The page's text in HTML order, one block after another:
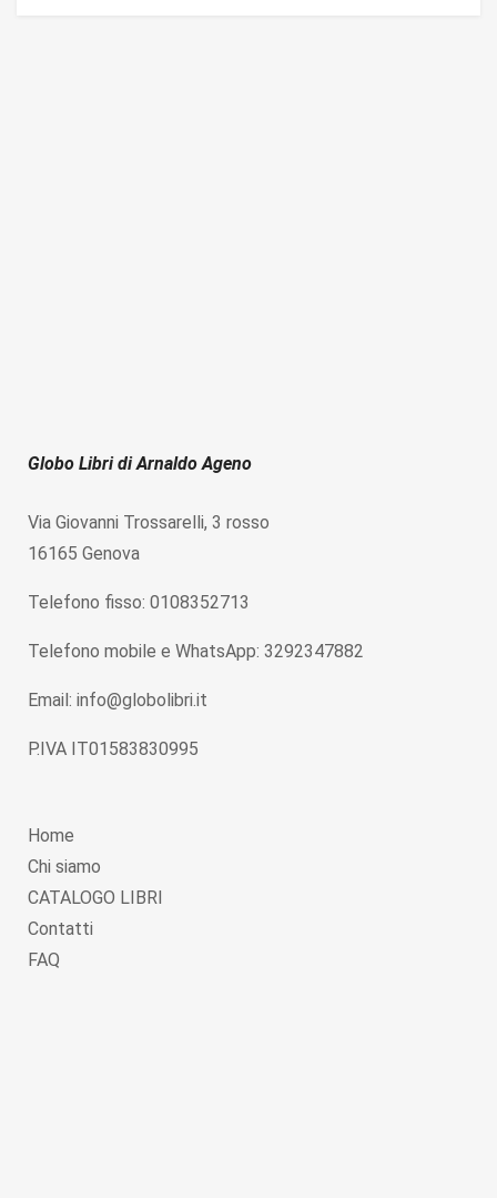
Globo Libri di Arnaldo Ageno
Via Giovanni Trossarelli, 3 rosso
16165 Genova
Telefono fisso: 0108352713
Telefono mobile e WhatsApp: 3292347882
Email: info@globolibri.it
P.IVA IT01583830995
Home
Chi siamo
CATALOGO LIBRI
Contatti
FAQ